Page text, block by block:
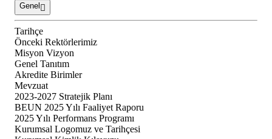
Genel
Tarihçe
Önceki Rektörlerimiz
Misyon Vizyon
Genel Tanıtım
Akredite Birimler
Mevzuat
2023-2027 Stratejik Planı
BEUN 2025 Yılı Faaliyet Raporu
2025 Yılı Performans Programı
Kurumsal Logomuz ve Tarihçesi